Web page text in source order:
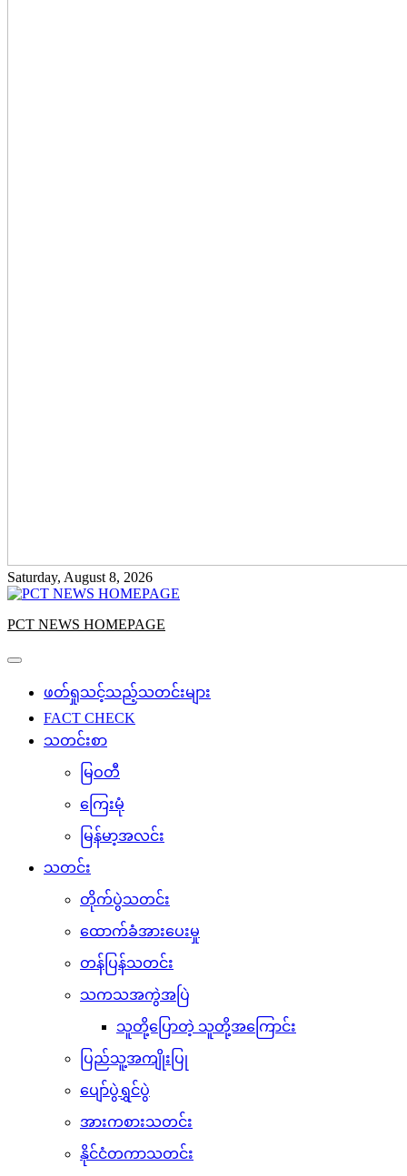
Saturday, August 8, 2026
PCT NEWS HOMEPAGE
ဖတ်ရှုသင့်သည့်သတင်းများ
FACT CHECK
သတင်းစာ
မြဝတီ
ကြေးမုံ
မြန်မာ့အလင်း
သတင်း
တိုက်ပွဲသတင်း
ထောက်ခံအားပေးမှု
တန်ပြန်သတင်း
သကသအကွဲအပြဲ
သူတို့ပြောတဲ့ သူတို့အကြောင်း
ပြည်သူ့အကျိုးပြု
ပျော်ပွဲရွှင်ပွဲ
အားကစားသတင်း
နိုင်ငံတကာသတင်း